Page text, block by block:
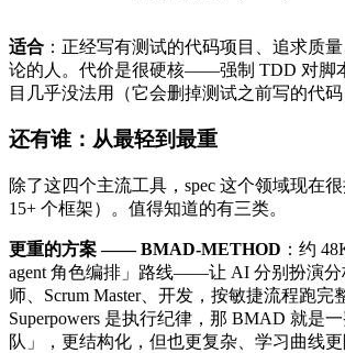
适合 ：正经写有测试的代码项目、追求质
论的人。代价是很硬核——强制 TDD 对脚
目几乎没法用（它会删掉测试之前写的代码
还有谁：从最轻到最重
除了这四个主流工具，spec 这个领域现在
15+ 个框架）。值得知道的有三类。
更重的方案 —— BMAD-METHOD ：约
agent 角色编排」路线——让 AI 分别扮演分
师、Scrum Master、开发，按敏捷流程跑完
Superpowers 是执行纪律，那 BMAD 就是
队」，更结构化，但也更复杂、学习曲线更